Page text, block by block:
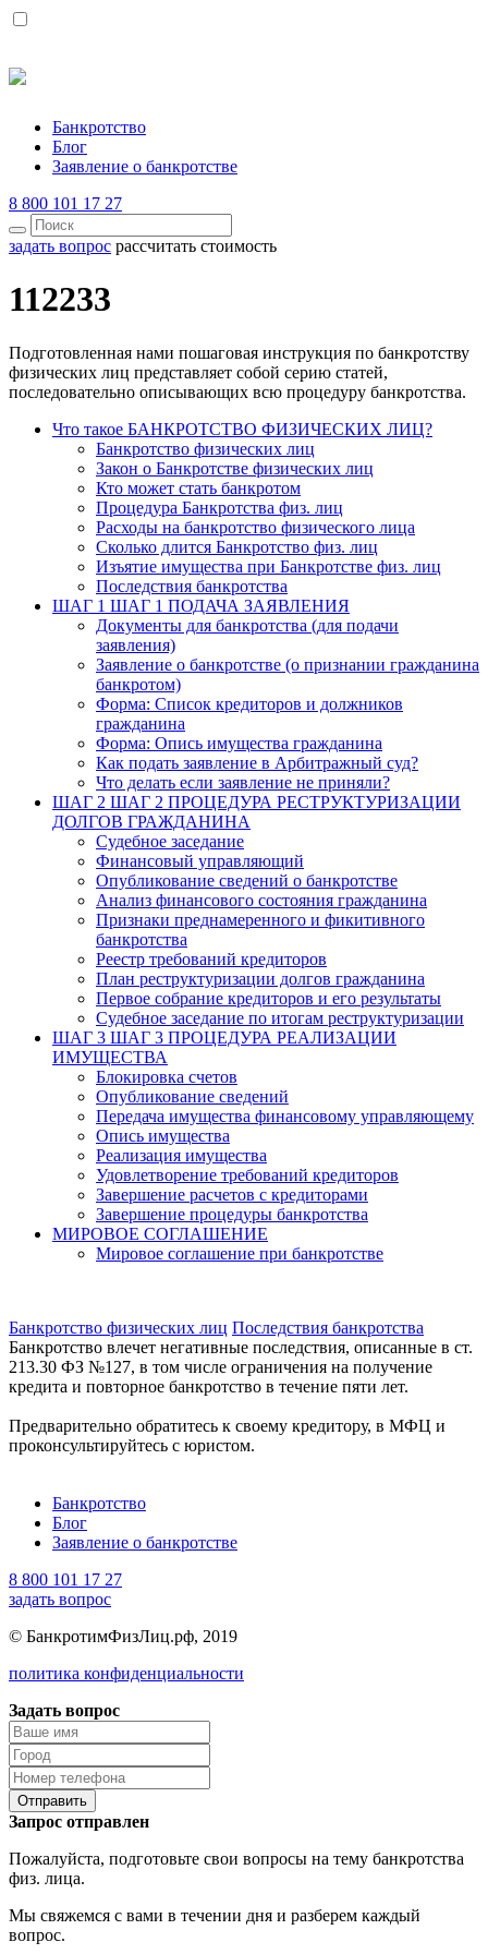
Банкротство
Блог
Заявление о банкротстве
8 800 101 17 27
задать вопрос рассчитать стоимость
112233
Подготовленная нами пошаговая инструкция по банкротству
физических лиц представляет собой серию статей,
последовательно описывающих всю процедуру банкротства.
Что такое БАНКРОТСТВО ФИЗИЧЕСКИХ ЛИЦ?
Банкротство физических лиц
Закон о Банкротстве физических лиц
Кто может стать банкротом
Процедура Банкротства физ. лиц
Расходы на банкротство физического лица
Сколько длится Банкротство физ. лиц
Изъятие имущества при Банкротстве физ. лиц
Последствия банкротства
ШАГ 1 ШАГ 1 ПОДАЧА ЗАЯВЛЕНИЯ
Документы для банкротства (для подачи
заявления)
Заявление о банкротстве (о признании гражданина
банкротом)
Форма: Список кредиторов и должников
гражданина
Форма: Опись имущества гражданина
Как подать заявление в Арбитражный суд?
Что делать если заявление не приняли?
ШАГ 2 ШАГ 2 ПРОЦЕДУРА РЕСТРУКТУРИЗАЦИИ
ДОЛГОВ ГРАЖДАНИНА
Судебное заседание
Финансовый управляющий
Опубликование сведений о банкротстве
Анализ финансового состояния гражданина
Признаки преднамеренного и фикитивного
банкротства
Реестр требований кредиторов
План реструктуризации долгов гражданина
Первое собрание кредиторов и его результаты
Судебное заседание по итогам реструктуризации
ШАГ 3 ШАГ 3 ПРОЦЕДУРА РЕАЛИЗАЦИИ
ИМУЩЕСТВА
Блокировка счетов
Опубликование сведений
Передача имущества финансовому управляющему
Опись имущества
Реализация имущества
Удовлетворение требований кредиторов
Завершение расчетов с кредиторами
Завершение процедуры банкротства
МИРОВОЕ СОГЛАШЕНИЕ
Мировое соглашение при банкротстве
Банкротство физических лиц Последствия банкротства
Банкротство влечет негативные последствия, описанные в ст.
213.30 ФЗ №127, в том числе ограничения на получение
кредита и повторное банкротство в течение пяти лет.
Предварительно обратитесь к своему кредитору, в МФЦ и
проконсультируйтесь с юристом.
Банкротство
Блог
Заявление о банкротстве
8 800 101 17 27
задать вопрос
© БанкротимФизЛиц.рф, 2019
политика конфиденциальности
Задать вопрос
Отправить
Запрос отправлен
Пожалуйста, подготовьте свои вопросы на тему банкротства
физ. лица.
Мы свяжемся с вами в течении дня и разберем каждый
вопрос.